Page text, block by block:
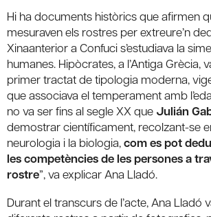
Hi ha documents històrics que afirmen
mesuraven els rostres per extreure’n
Xinaanterior a Confuci s’estudiava la
humanes. Hipòcrates, a l’Antiga Grècia,
primer tractat de tipologia moderna,
que associava el temperament amb
no va ser fins al segle XX que Julián
demostrar científicament, recolzant-se
neurologia i la biologia,com es pot
les competències de les persones a
rostre”, va explicar Ana Lladó.
Durant el transcurs de l’acte, Ana Lladó